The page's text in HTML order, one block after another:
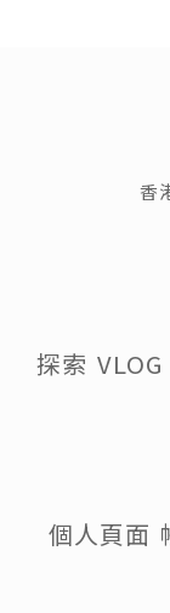
香
探索 VLOG
個人頁面